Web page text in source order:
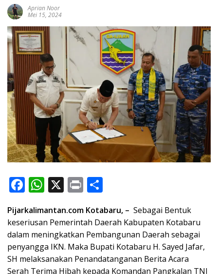
Aprian Noor
Mei 15, 2024
F
e
b
o
o
W
at
s
A
p
X Pr
t ar
e
Pijarkalimantan.com Kotabaru, – Sebagai Bentuk
keseriusan Pemerintah Daerah Kabupaten Kotabaru
dalam meningkatkan Pembangunan Daerah sebagai
penyangga IKN. Maka Bupati Kotabaru H. Sayed Jafar,
SH melaksanakan Penandatanganan Berita Acara
Serah Terima Hibah kepada Komandan Pangkalan TNI